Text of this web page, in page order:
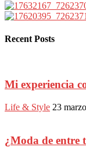
Recent Posts
Mi experiencia
Life & Style 23
¿Moda de entre